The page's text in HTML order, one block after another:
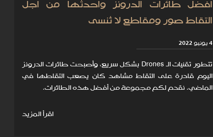
أفضل طائرات الدرونز وأحدثها من أجل
التقاط صور ومقاطع لا تُنسى
4 يونيو 2022
تتطور تقنيات الـ Drones بشكل سريع، وأصبحت طائرات الدرونز
اليوم قادرة على التقاط مشاهد كان يصعب التقاطها في
الماضي. نقدم لكم مجموعة من أفضل هذه الطائرات.
اقرأ المزيد